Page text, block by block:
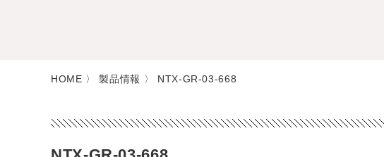
HOME 〉 製品情報 〉 NTX-GR-03-668